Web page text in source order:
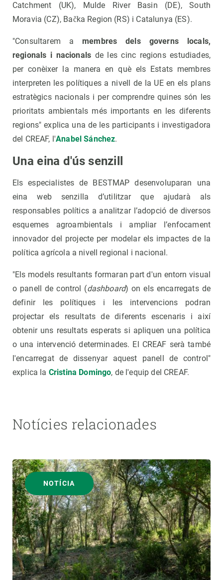
Catchment (UK), Mulde River Basin (DE), South
Moravia (CZ), Bačka Region (RS) i Catalunya (ES).
"Consultarem amembres dels governs locals,
regionals i nacionals de les cinc regions estudiades,
per conèixer la manera en què els Estats membres
interpreten les polítiques a nivell de la UE en els plans
estratègics nacionals i per comprendre quines són les
prioritats ambientals més importants en les diferents
regions" explica una de les participants i investigadora
del CREAF, l'Anabel Sánchez.
Una eina d'ús senzill
Els especialistes de BESTMAP desenvoluparan una
eina web senzilla d’utilitzar que ajudarà als
responsables polítics a analitzar l’adopció de diversos
esquemes agroambientals i ampliar l’enfocament
innovador del projecte per modelar els impactes de la
política agrícola a nivell regional i nacional.
"Els models resultants formaran part d'un entorn visual
o panell de control (dashboard) on els encarregats de
definir les polítiques i les intervencions podran
projectar els resultats de diferents escenaris i així
obtenir uns resultats esperats si apliquen una política
o una intervenció determinades. El CREAF serà també
l'encarregat de dissenyar aquest panell de control"
explica la Cristina Domingo, de l'equip del CREAF.
Notícies relacionades
NOTÍCIA